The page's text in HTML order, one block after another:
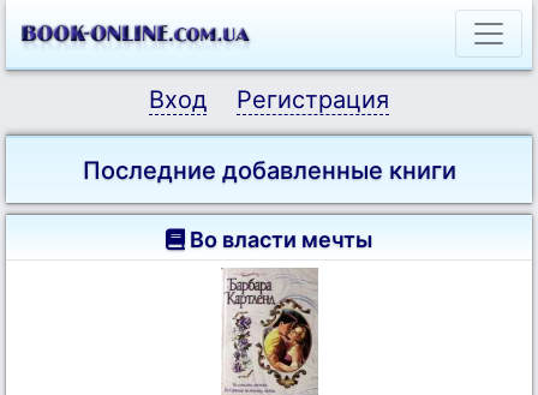
Вход Регистрация
Последние добавленные книги
Во власти мечты